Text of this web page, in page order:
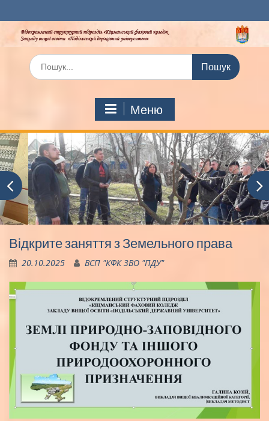
до
вмісту
Шукати:
Меню
Відкрите заняття з Земельного права
20.10.2025 ВСП "КФК ЗВО "ПДУ"